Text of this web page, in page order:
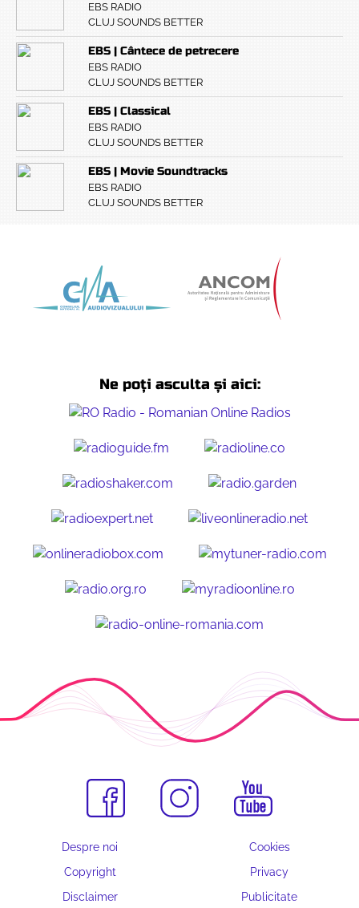
EBS RADIO
CLUJ SOUNDS BETTER
EBS | Cântece de petrecere
EBS RADIO
CLUJ SOUNDS BETTER
EBS | Classical
EBS RADIO
CLUJ SOUNDS BETTER
EBS | Movie Soundtracks
EBS RADIO
CLUJ SOUNDS BETTER
Ne poți asculta și aici:
Despre noi
Cookies
Copyright
Privacy
Disclaimer
Publicitate